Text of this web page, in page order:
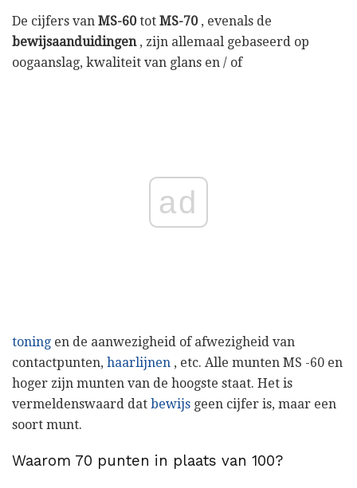
De cijfers van MS-60tot MS-70, evenals de
bewijsaanduidingen, zijn allemaal gebaseerd op
oogaanslag, kwaliteit van glans en / of
ad
toning en de aanwezigheid of afwezigheid van
contactpunten, haarlijnen , etc. Alle munten MS -60 en
hoger zijn munten van de hoogste staat. Het is
vermeldenswaard dat bewijs geen cijfer is, maar een
soort munt.
Waarom 70 punten in plaats van 100?